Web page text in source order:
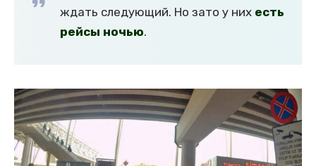
ждать следующий. Но зато у них есть
рейсы ночью.